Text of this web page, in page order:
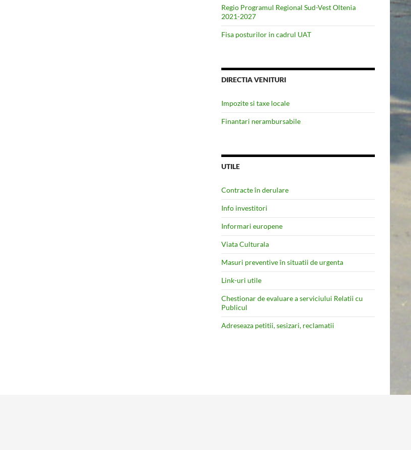
Regio Programul Regional Sud-Vest Oltenia
2021-2027
Fisa posturilor in cadrul UAT
DIRECTIA VENITURI
Impozite si taxe locale
Finantari nerambursabile
UTILE
Contracte în derulare
Info investitori
Informari europene
Viata Culturala
Masuri preventive în situatii de urgenta
Link-uri utile
Chestionar de evaluare a serviciului Relatii cu
Publicul
Adreseaza petitii, sesizari, reclamatii